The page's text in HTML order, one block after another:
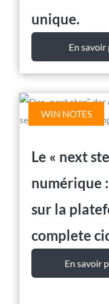
unique.
En
WIN NOTES
Le « next
numérique
sur la
complete
En savoir